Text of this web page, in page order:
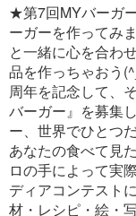
★第7回MYバーガ
ーガーを作ってみ
と一緒に心を合わ
品を作っちゃおう
周年を記念して、
バーガー』を募集
ー、世界でひとつ
あなたの食べて見
ロの手によって実
ディアコンテスト
材・レシピ・絵・